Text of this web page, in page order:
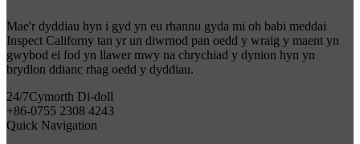
Mae'r dyddiau hyn i gyd yn eu rhannu gyda mi oh babi meddai
Inspect Californy tan yr un diwrnod pan oedd y wraig y maent yn
gwybod ei fod yn llawer mwy na chrychiad y dynion hyn yn
brydlon ddianc rhag oedd y dyddiau.
24/7Cymorth Di-doll
+86-0755 2308 4243
Quick Navigation